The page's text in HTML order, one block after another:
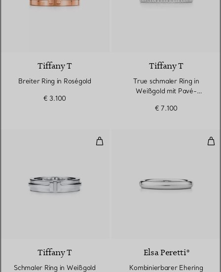
Tiffany T
Breiter Ring in Roségold
€ 3.100
Tiffany T
True schmaler Ring in
Weißgold mit Pavé-
€ 7.100
Schmaler Ring in Weißgold
Tiffany T
Schmaler Ring in Weißgold
Elsa Peretti®
Kombinierbarer Ehering